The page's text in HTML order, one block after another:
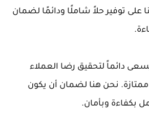
على توفير حلاً شاملًا ودائمًا لضمان
دائماً لتحقيق رضا العملاء
ممتازة. نحن هنا لضمان أن يكون
بكفاءة وبأمان.